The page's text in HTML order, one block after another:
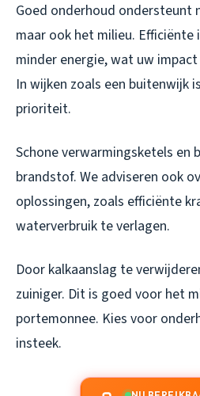
Goed onderhoud ondersteunt
maar ook het milieu.
minder energie, wat uw
In wijken zoals een buitenwijk
prioriteit.
Schone verwarmingsketels en
brandstof. We adviseren ook
oplossingen, zoals efficiënte
waterverbruik te verlagen.
Door kalkaanslag te
zuiniger. Dit is goed voor het
portemonnee. Kies voor
insteek.